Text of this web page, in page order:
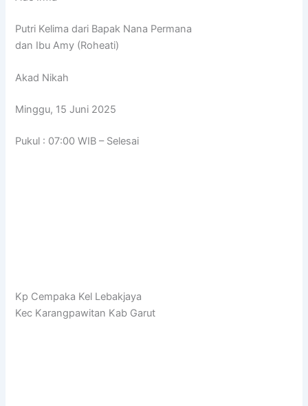
Putri Kelima dari Bapak Nana Permana
dan Ibu Amy (Roheati)
Akad Nikah
Minggu, 15 Juni 2025
Pukul : 07:00 WIB – Selesai
Kp Cempaka Kel Lebakjaya
Kec Karangpawitan Kab Garut